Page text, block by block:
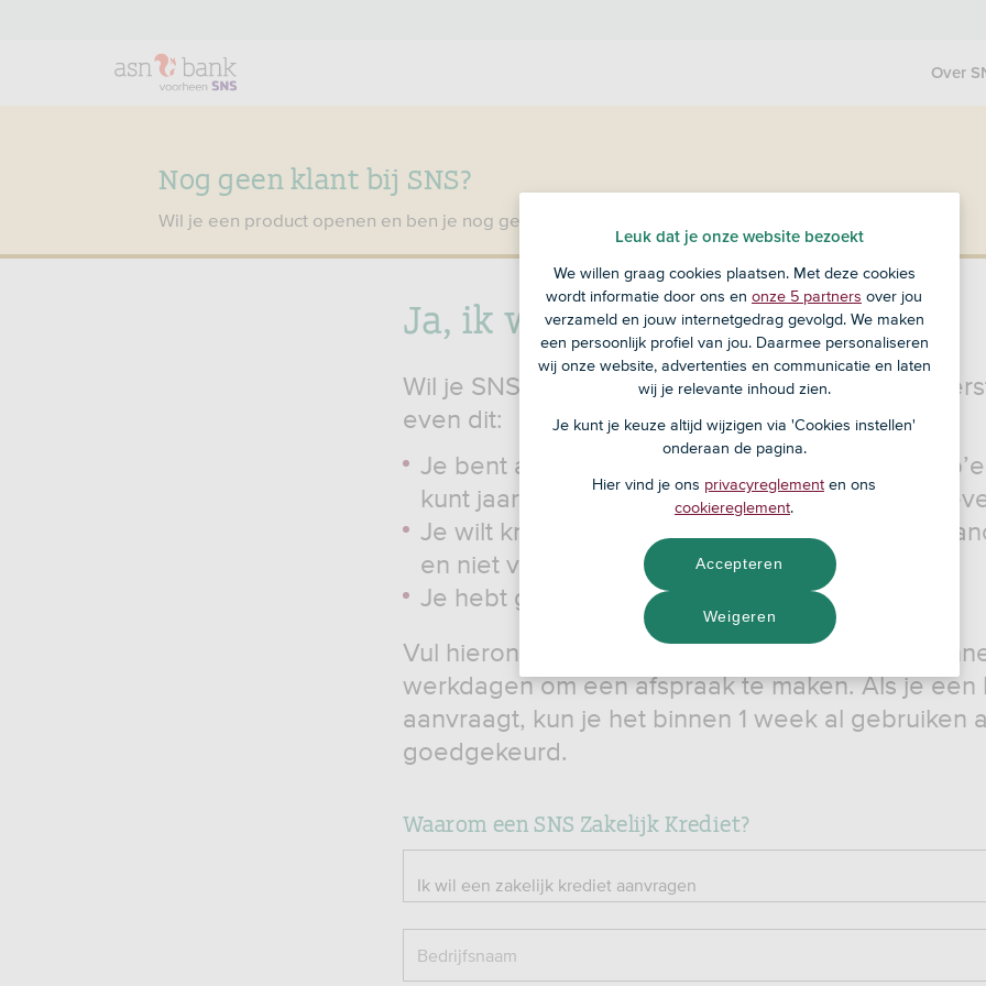
Nog geen klant bij SNS?
Wil je een product openen en ben je nog geen klant bij SNS?
Over
Ja, ik wil een afspraak maken
Wil je SNS Zakelijk Krediet aanvragen? Check
even dit:
Je bent al langer dan 2 jaar ondernemer of
kunt jaarcijfers van minstens 2 boekjaren
Je wilt krediet aanvragen voor
en niet voor een auto of bedrijfsovername.
Je hebt geen achterstandsmelding bij het BKR.
Vul hieronder je gegevens in en we bellen je
werkdagen om een afspraak te maken. Als je een
aanvraagt, kun je het binnen 1 week al gebruiken
goedgekeurd.
Waarom een SNS Zakelijk Krediet?
Bedrijfsnaam
Leuk dat je onze website bezoekt
We willen graag cookies plaatsen. Met deze cookies
wordt informatie door ons en onze 5 partners over jou
verzameld en jouw internetgedrag gevolgd. We maken
een persoonlijk profiel van jou. Daarmee personaliseren
wij onze website, advertenties en communicatie en laten
wij je relevante inhoud zien.
Je kunt je keuze altijd wijzigen via 'Cookies instellen'
onderaan de pagina.
Hier vind je ons privacyreglement en ons
cookiereglement.
Weigeren
Accepteren